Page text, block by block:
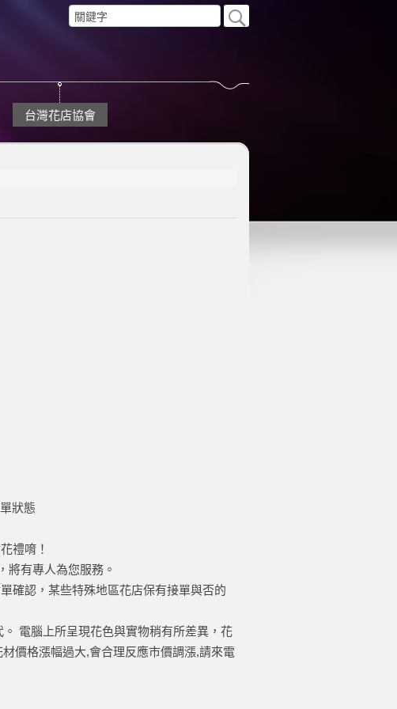
台灣花店協會
狀態
禮唷！
將有專人為您服務。
確認，某些特殊地區花店保有接單與否的
電腦上所呈現花色與實物稍有所差異，花
價格漲幅過大,會合理反應市價調漲,請來電